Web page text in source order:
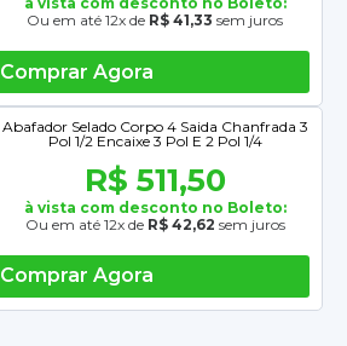
Ou em até 12x de R$ 41,33 sem juros
Comprar Agora
Abafador Selado Corpo 4 Saida Chanfrada 3
Pol 1/2 Encaixe 3 Pol E 2 Pol 1/4
R$ 511,50
à vista com desconto no Boleto:
Ou em até 12x de R$ 42,62 sem juros
Comprar Agora